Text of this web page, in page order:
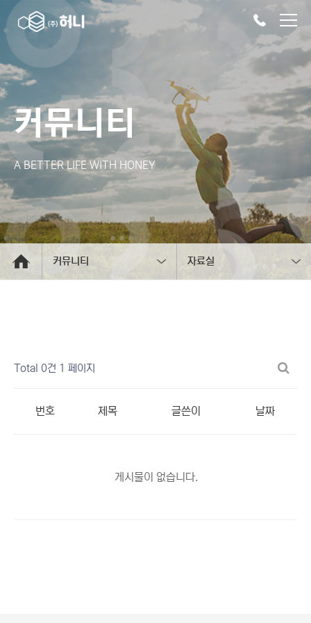
커뮤니티
A BETTER LIFE WITH HONEY
커뮤니티 자료실
Total 0건 1 페이지
번호 제목 글쓴이 날짜
게시물이 없습니다.